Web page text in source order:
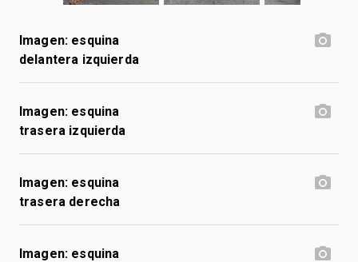
Imagen: esquina
delantera izquierda
Imagen: esquina
trasera izquierda
Imagen: esquina
trasera derecha
Imagen: esquina